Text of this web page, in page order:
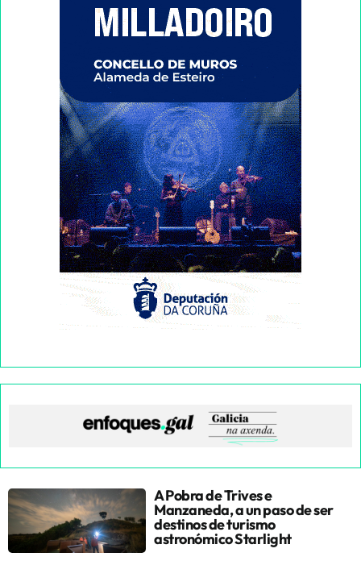
A Pobra de Trives e
Manzaneda, a un paso de ser
destinos de turismo
astronómico Starlight